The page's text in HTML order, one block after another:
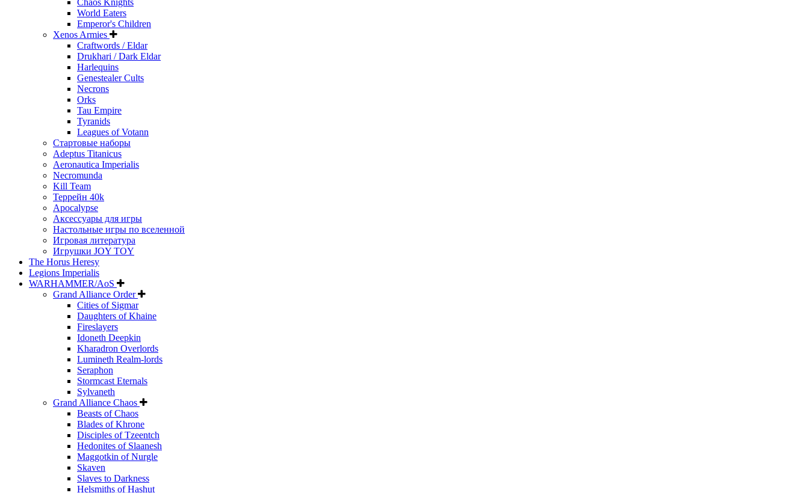
Chaos Knights
World Eaters
Emperor's Children
Xenos Armies
Craftwords / Eldar
Drukhari / Dark Eldar
Harlequins
Genestealer Cults
Necrons
Orks
Tau Empire
Tyranids
Leagues of Votann
Стартовые наборы
Adeptus Titanicus
Aeronautica Imperialis
Necromunda
Kill Team
Террейн 40k
Apocalypse
Аксессуары для игры
Настольные игры по вселенной
Игровая литература
Игрушки JOY TOY
The Horus Heresy
Legions Imperialis
WARHAMMER/AoS
Grand Alliance Order
Cities of Sigmar
Daughters of Khaine
Fireslayers
Idoneth Deepkin
Kharadron Overlords
Lumineth Realm-lords
Seraphon
Stormcast Eternals
Sylvaneth
Grand Alliance Chaos
Beasts of Chaos
Blades of Khrone
Disciples of Tzeentch
Hedonites of Slaanesh
Maggotkin of Nurgle
Skaven
Slaves to Darkness
Helsmiths of Hashut